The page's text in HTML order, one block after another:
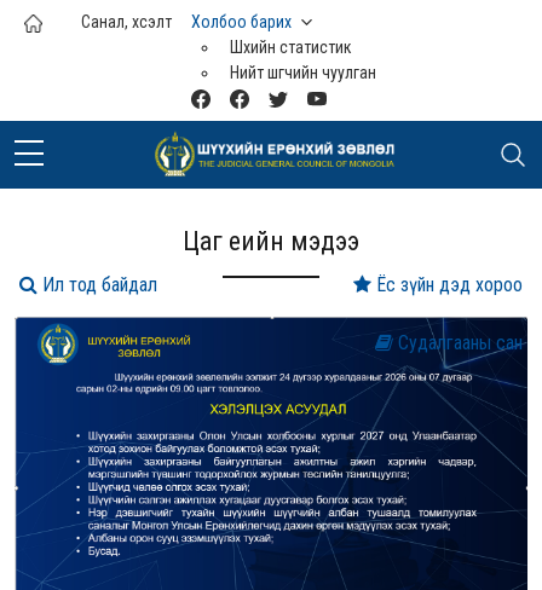
Үндсэн агуулга руу шилжих
Санал, хүсэлт
Холбоо барих
Шүүхийн статистик
Нийт шүүгчийн чуулган
Цаг үеийн мэдээ
Судалгааны сан
Ёс зүйн дэд хороо
Ил тод байдал